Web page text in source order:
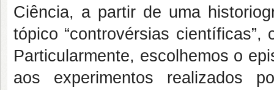
Ciência, a partir de uma
tópico “controvérsias
Particularmente, escolhemos o
aos experimentos realizados